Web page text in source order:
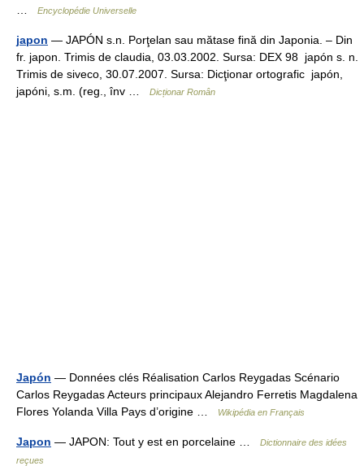
Encyclopédie Universelle
japon — JAPÓN s.n. Porţelan sau mătase fină din Japonia. – Din
fr. japon. Trimis de claudia, 03.03.2002. Sursa: DEX 98 japón s. n.
Trimis de siveco, 30.07.2007. Sursa: Dicţionar ortografic japón,
japóni, s.m. (reg., înv …
Dicționar Român
Japón — Données clés Réalisation Carlos Reygadas Scénario
Carlos Reygadas Acteurs principaux Alejandro Ferretis Magdalena
Flores Yolanda Villa Pays d’origine …
Wikipédia en Français
Japon — JAPON: Tout y est en porcelaine …
Dictionnaire des idées
reçues